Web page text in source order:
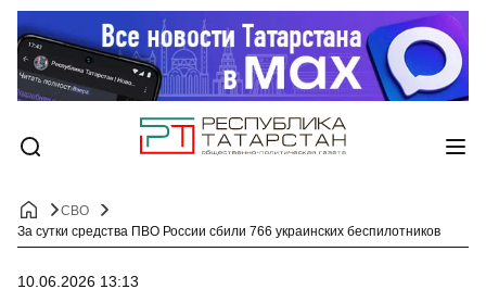
СВО
За сутки средства ПВО России сбили 766 украинских беспилотников
10.06.2026 13:13